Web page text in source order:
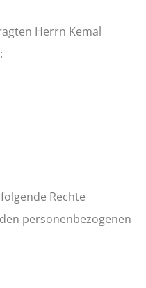
Herrn Kemal
Rechte
personenbezogenen